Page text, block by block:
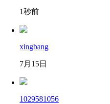
1秒前
xingbang
7月15日
1029581056